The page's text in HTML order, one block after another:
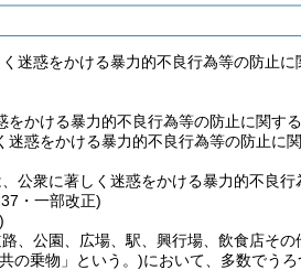
迷惑をかける暴力的不良行為等の防止に
をかける暴力的不良行為等の防止に関す
迷惑をかける暴力的不良行為等の防止に
公衆に著しく迷惑をかける暴力的不良
・一部改正)
、公園、広場、駅、興行場、飲食店その
の乗物」という。)において、多数でう